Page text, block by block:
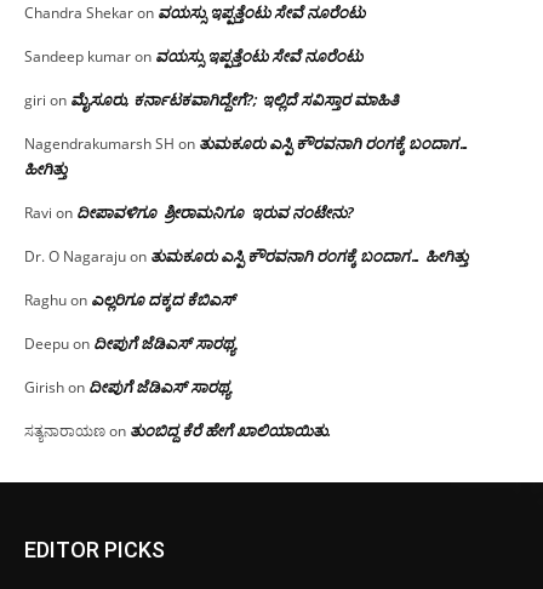
Chandra Shekaron ವಯಸ್ಸು ಇಪ್ಪತ್ತೆಂಟು ಸೇವೆ ನೂರೆಂಟು
Sandeep kumaron ವಯಸ್ಸು ಇಪ್ಪತ್ತೆಂಟು ಸೇವೆ ನೂರೆಂಟು
giri on ಮೈಸೂರು, ಕರ್ನಾಟಕವಾಗಿದ್ದೇಗೆ?; ಇಲ್ಲಿದೆ ಸವಿಸ್ತಾರ ಮಾಹಿತಿ
Nagendrakumarsh SH on ತುಮಕೂರು ಎಸ್ಪಿ ಕೌರವನಾಗಿ ರಂಗಕ್ಕೆ ಬಂದಾಗ…
ಹೀಗಿತ್ತು
Ravi on ದೀಪಾವಳಿಗೂ ಶ್ರೀರಾಮನಿಗೂ ಇರುವ ನಂಟೇನು?
Dr. O Nagarajuon ತುಮಕೂರು ಎಸ್ಪಿ ಕೌರವನಾಗಿ ರಂಗಕ್ಕೆ ಬಂದಾಗ… ಹೀಗಿತ್ತು
Raghuon ಎಲ್ಲರಿಗೂ ದಕ್ಕದ ಕೆಬಿಎಸ್
Deepuon ದೀಪುಗೆ ಜೆಡಿಎಸ್ ಸಾರಥ್ಯ
Girishon ದೀಪುಗೆ ಜೆಡಿಎಸ್ ಸಾರಥ್ಯ
ಸತ್ಯನಾರಾಯಣon ತುಂಬಿದ್ದ ಕೆರೆ ಹೇಗೆ ಖಾಲಿಯಾಯಿತು.
EDITOR PICKS